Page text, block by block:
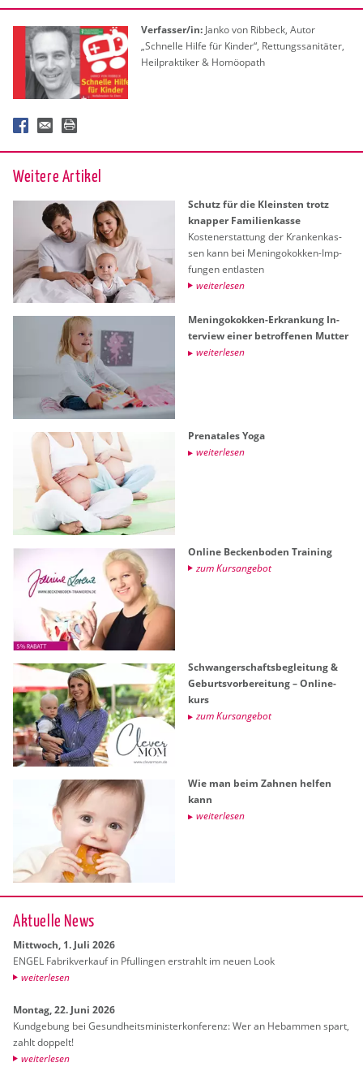
Ver­fas­ser/in: Janko von Rib­beck, Autor
„Schnel­le Hilfe für Kin­der“, Ret­tungs­sa­ni­tä­ter,
Heil­prak­ti­ker & Ho­möo­path
Wei­te­re Ar­ti­kel
Schutz für die Kleins­ten trotz
knap­per Fa­mi­li­en­kas­se
Kos­ten­er­stat­tung der Kran­ken­kas­
sen kann bei Me­nin­go­kok­ken-Imp­
fun­gen ent­las­ten
wei­ter­le­sen
Me­nin­go­kok­ken-Er­kran­kung In­
ter­view einer be­trof­fe­nen Mut­ter
wei­ter­le­sen
Pre­na­ta­les Yoga
wei­ter­le­sen
On­line Be­cken­bo­den Trai­ning
zum Kurs­an­ge­bot
Schwan­ger­schafts­be­glei­tung &
Ge­burts­vor­be­rei­tung – On­line­
kurs
zum Kurs­an­ge­bot
Wie man beim Zah­nen hel­fen
kann
wei­ter­le­sen
Ak­tu­el­le News
Mitt­woch, 1. Juli 2026
ENGEL Fa­brik­ver­kauf in Pful­lin­gen er­strahlt im neuen Look
wei­ter­le­sen
Mon­tag, 22. Juni 2026
Kund­ge­bung bei Ge­sund­heits­mi­nis­ter­kon­fe­renz: Wer an Heb­am­men spart,
zahlt dop­pelt!
wei­ter­le­sen